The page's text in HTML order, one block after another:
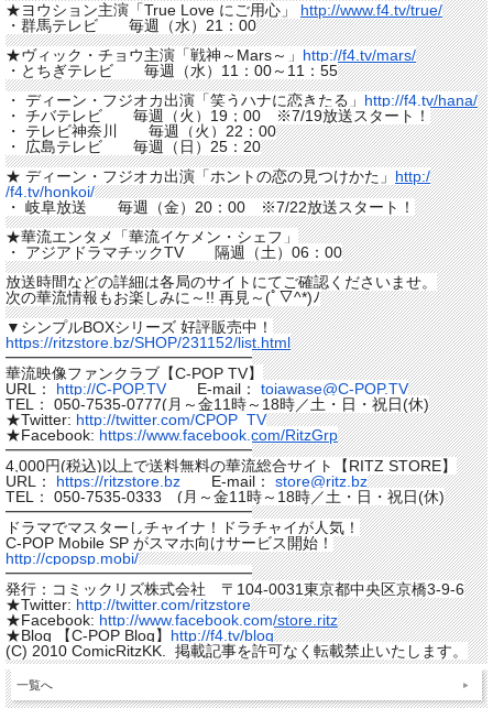
★ヨウション主演「True Love にご用心」 http://www.f4.tv/true/
・群馬テレビ 毎週（水）21：00
★ヴィック・チョウ主演「戦神～Mars～」 http://f4.tv/mars/
・とちぎテレビ 毎週（水）11：00～11：55
・ ディーン・フジオカ出演「笑うハナに恋きたる」 http://f4.tv/hana/
・ チバテレビ 毎週（火）19；00 ※7/19放送スタート！
・ テレビ神奈川 毎週（火）22：00
・ 広島テレビ 毎週（日）25：20
★ ディーン・フジオカ出演「ホントの恋の見つけかた」 http:/
/f4.tv/honkoi/
・ 岐阜放送 毎週（金）20：00 ※7/22放送スタート！
★華流エンタメ「華流イケメン・シェフ」
・ アジアドラマチックTV 隔週（土）06：00
放送時間などの詳細は各局のサイトにてご確認くださいませ。
次の華流情報もお楽しみに～!! 再見～(ﾟ▽^*)ﾉ
▼シンプルBOXシリーズ 好評販売中！
https://ritzstore.bz/SHOP/231152/list.html
━━━━━━━━━━━━━━━━
華流映像ファンクラブ【C-POP TV】
URL： http://C-POP.TV E-mail： toiawase@C-POP.TV
TEL： 050-7535-0777(月～金11時～18時／土・日・ 祝日(休)
★Twitter: http://twitter.com/CPOP_TV
★Facebook: https://www.facebook.com/RitzGrp
━━━━━━━━━━━━━━━━
4,000円(税込)以上で送料無料の華流総合サイト【RITZ STORE】
URL： https://ritzstore.bz E-mail： store@ritz.bz
TEL： 050-7535-0333 (月～金11時～18時／土・日・祝日(休)
━━━━━━━━━━━━━━━━
ドラマでマスターしチャイナ！ドラチャイが人気！
C-POP Mobile SP がスマホ向けサービス開始！
http://cpopsp.mobi/
━━━━━━━━━━━━━━━━
発行：コミックリズ株式会社 〒104-0031東京都中央区京橋3-9-6
★Twitter: http://twitter.com/ritzstore
★Facebook: http://www.facebook.com/store. ritz
★Blog 【C-POP Blog】 http://f4.tv/blog
(C) 2010 ComicRitzKK. 掲載記事を許可なく転載禁止いたします。
一覧へ